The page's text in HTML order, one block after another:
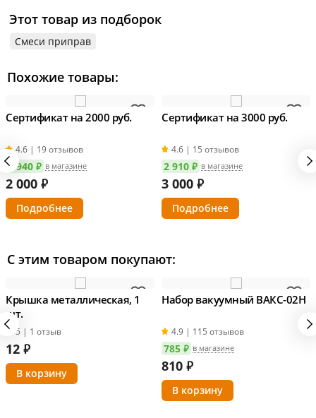
Этот товар из подборок
Смеси приправ
Похожие товары:
Сертификат на 2000 руб.
4.6 | 19 отзывов
1 940 ₽ в магазине
2 000 ₽
Подробнее
Сертификат на 3000 руб.
4.6 | 15 отзывов
2 910 ₽ в магазине
3 000 ₽
Подробнее
С этим товаром покупают:
Крышка металлическая, 1
шт.
5 | 1 отзыв
12 ₽
Набор вакуумный ВАКС-02Н
4.9 | 115 отзывов
785 ₽ в магазине
810 ₽